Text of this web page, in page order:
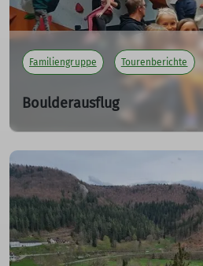
Familiengruppe Tourenberichte
Boulderausflug
Ab in die schwäbischen
Auch kleine Finger können sich
Dolomiti Boulderbox in Albstadt.
mehr erfahren